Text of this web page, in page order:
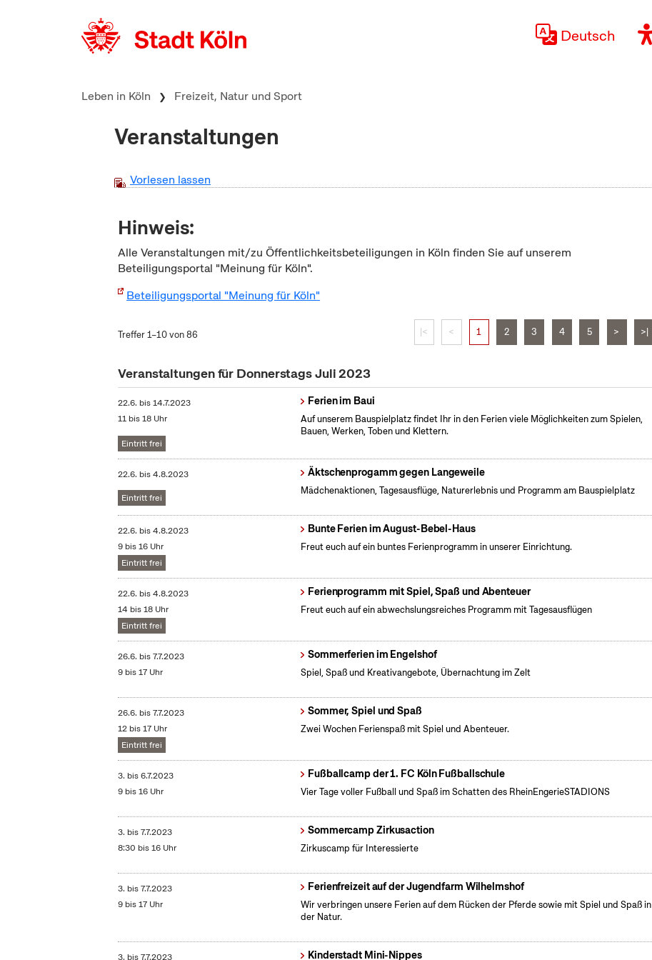
Deutsch
Leben in Köln Freizeit, Natur und Sport
Veranstaltungen
Vorlesen lassen
Hinweis:
Alle Veranstaltungen mit/zu Öffentlichkeitsbeteiligungen in Köln finden Sie auf unserem
Beteiligungsportal "Meinung für Köln".
Beteiligungsportal "Meinung für Köln"
Treffer 1–10 von 86 |< < 1 2 3 4 5 > >|
Veranstaltungen für Donnerstags Juli 2023
22.6. bis14.7.2023
11 bis 18 Uhr
Eintritt frei
Ferien im Baui
Auf unserem Bauspielplatz findet Ihr in den Ferien viele Möglichkeiten zum Spielen,
Bauen, Werken, Toben und Klettern.
22.6. bis4.8.2023
Eintritt frei
Äktschenprogamm gegen Langeweile
Mädchenaktionen, Tagesausflüge, Naturerlebnis und Programm am Bauspielplatz
22.6. bis4.8.2023
9 bis 16 Uhr
Eintritt frei
Bunte Ferien im August-Bebel-Haus
Freut euch auf ein buntes Ferienprogramm in unserer Einrichtung.
22.6. bis4.8.2023
14 bis 18 Uhr
Eintritt frei
Ferienprogramm mit Spiel, Spaß und Abenteuer
Freut euch auf ein abwechslungsreiches Programm mit Tagesausflügen
26.6. bis7.7.2023
9 bis 17 Uhr
Sommerferien im Engelshof
Spiel, Spaß und Kreativangebote, Übernachtung im Zelt
26.6. bis7.7.2023
12 bis 17 Uhr
Eintritt frei
Sommer, Spiel und Spaß
Zwei Wochen Ferienspaß mit Spiel und Abenteuer.
3. bis6.7.2023
9 bis 16 Uhr
Fußballcamp der 1. FC Köln Fußballschule
Vier Tage voller Fußball und Spaß im Schatten des RheinEngerieSTADIONS
3. bis7.7.2023
8:30 bis 16 Uhr
Sommercamp Zirkusaction
Zirkuscamp für Interessierte
3. bis7.7.2023
9 bis 17 Uhr
Ferienfreizeit auf der Jugendfarm Wilhelmshof
Wir verbringen unsere Ferien auf dem Rücken der Pferde sowie mit Spiel und Spaß in
der Natur.
3. bis7.7.2023 Kinderstadt Mini-Nippes